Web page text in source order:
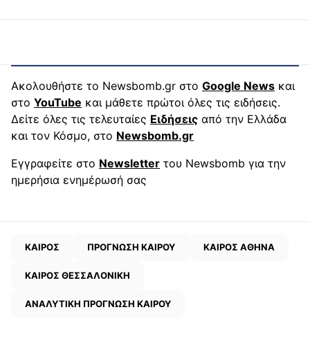
Ακολουθήστε το Newsbomb.gr στο Google News και
στο YouTube και μάθετε πρώτοι όλες τις ειδήσεις.
Δείτε όλες τις τελευταίες Ειδήσεις από την Ελλάδα
και τον Κόσμο, στο Newsbomb.gr
Εγγραφείτε στο Newsletter του Newsbomb για την
ημερήσια ενημέρωσή σας
ΚΑΙΡΟΣ ΠΡΟΓΝΩΣΗ ΚΑΙΡΟΥ ΚΑΙΡΟΣ ΑΘΗΝΑ
ΚΑΙΡΟΣ ΘΕΣΣΑΛΟΝΙΚΗ
ΑΝΑΛΥΤΙΚΗ ΠΡΟΓΝΩΣΗ ΚΑΙΡΟΥ